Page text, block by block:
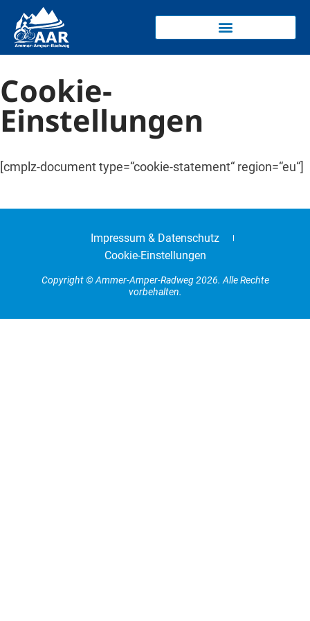
Cookie-
Einstellungen
[cmplz-document type=“cookie-statement“ region=“eu“]
Impressum & Datenschutz
Cookie-Einstellungen
Copyright © Ammer-Amper-Radweg 2026. Alle Rechte
vorbehalten.